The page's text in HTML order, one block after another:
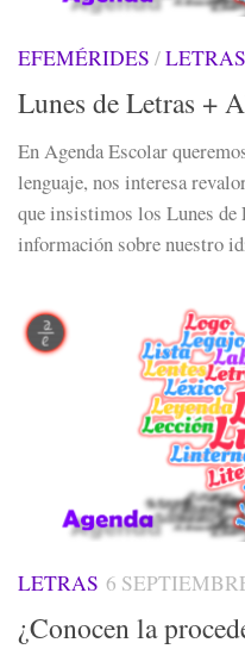
EFEMÉRIDES /LETRAS
Lunes de Letras +
En Agenda Escolar
lenguaje, nos interesa
que insistimos los Lunes de
información sobre nuestro
LETRAS 6
¿Conocen la